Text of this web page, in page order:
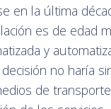
en la última
es de edad
y
no haría
de